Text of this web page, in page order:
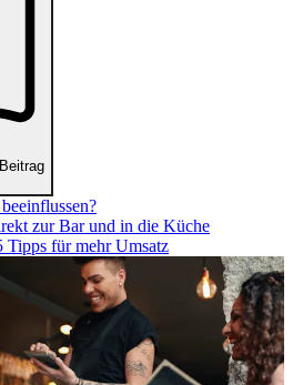
zur Bar und in die Küche
Tipps für mehr Umsatz